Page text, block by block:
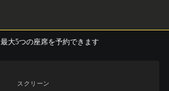
最大5つの座席を予約できます
スクリーン